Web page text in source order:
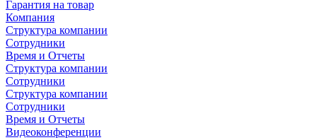
Гарантия на товар
Компания
Структура компании
Сотрудники
Время и Отчеты
Структура компании
Сотрудники
Структура компании
Сотрудники
Время и Отчеты
Видеоконференции